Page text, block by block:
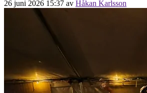
26 juni 2026 15:37 av Håkan Karlsson